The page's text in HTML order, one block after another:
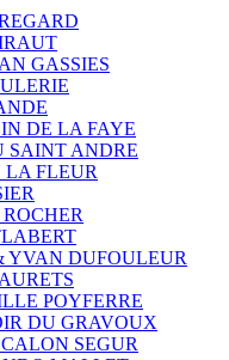
GASSIES
DE LA FAYE
SAINT ANDRE
FLEUR
YVAN DUFOULEUR
POYFERRE
DU GRAVOUX
SEGUR